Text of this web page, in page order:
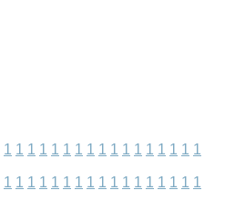
1 1 1 1 1 1 1 1 1 1 1 1 1 1 1 1 1
1 1 1 1 1 1 1 1 1 1 1 1 1 1 1 1 1